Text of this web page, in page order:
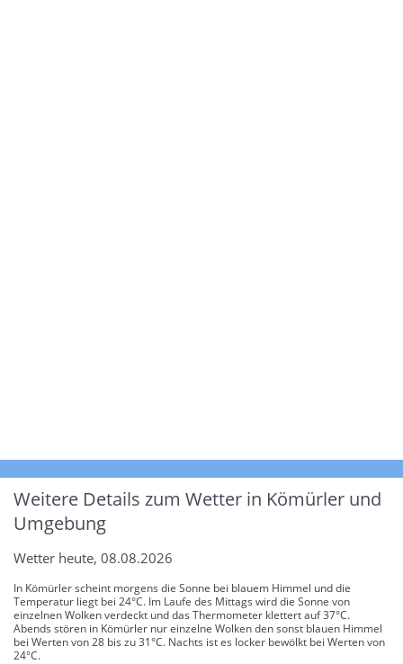
Weitere Details zum Wetter in Kömürler und
Umgebung
Wetter heute, 08.08.2026
In Kömürler scheint morgens die Sonne bei blauem Himmel und die
Temperatur liegt bei 24°C. Im Laufe des Mittags wird die Sonne von
einzelnen Wolken verdeckt und das Thermometer klettert auf 37°C.
Abends stören in Kömürler nur einzelne Wolken den sonst blauen Himmel
bei Werten von 28 bis zu 31°C. Nachts ist es locker bewölkt bei Werten von
24°C.